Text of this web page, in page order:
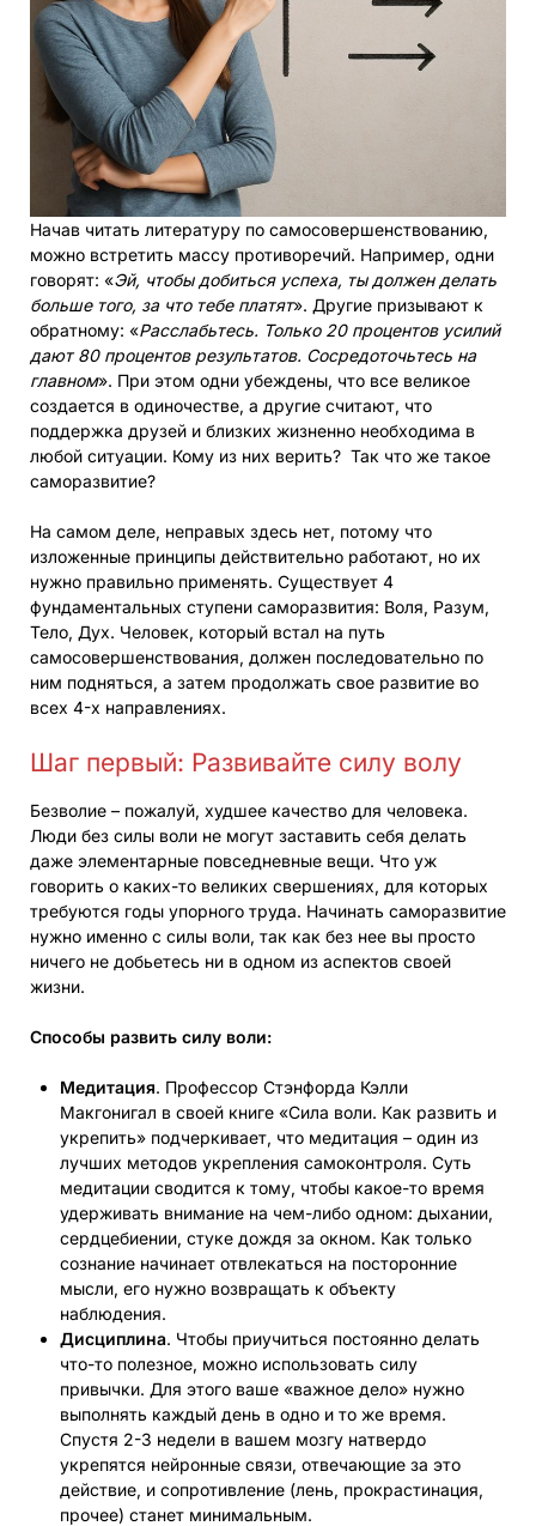
Начав читать литературу по самосовершенствованию,
можно встретить массу противоречий. Например, одни
говорят: «Эй, чтобы добиться успеха, ты должен делать
больше того, за что тебе платят». Другие призывают к
обратному: «Расслабьтесь. Только 20 процентов усилий
дают 80 процентов результатов. Сосредоточьтесь на
главном». При этом одни убеждены, что все великое
создается в одиночестве, а другие считают, что
поддержка друзей и близких жизненно необходима в
любой ситуации. Кому из них верить? Так что же такое
саморазвитие?
На самом деле, неправых здесь нет, потому что
изложенные принципы действительно работают, но их
нужно правильно применять. Существует 4
фундаментальных ступени саморазвития: Воля, Разум,
Тело, Дух. Человек, который встал на путь
самосовершенствования, должен последовательно по
ним подняться, а затем продолжать свое развитие во
всех 4-х направлениях.
Шаг первый: Развивайте силу волу
Безволие – пожалуй, худшее качество для человека.
Люди без силы воли не могут заставить себя делать
даже элементарные повседневные вещи. Что уж
говорить о каких-то великих свершениях, для которых
требуются годы упорного труда. Начинать саморазвитие
нужно именно с силы воли, так как без нее вы просто
ничего не добьетесь ни в одном из аспектов своей
жизни.
Способы развить силу воли:
Медитация. Профессор Стэнфорда Кэлли
Макгонигал в своей книге «Сила воли. Как развить и
укрепить» подчеркивает, что медитация – один из
лучших методов укрепления самоконтроля. Суть
медитации сводится к тому, чтобы какое-то время
удерживать внимание на чем-либо одном: дыхании,
сердцебиении, стуке дождя за окном. Как только
сознание начинает отвлекаться на посторонние
мысли, его нужно возвращать к объекту
наблюдения.
Дисциплина. Чтобы приучиться постоянно делать
что-то полезное, можно использовать силу
привычки. Для этого ваше «важное дело» нужно
выполнять каждый день в одно и то же время.
Спустя 2-3 недели в вашем мозгу натвердо
укрепятся нейронные связи, отвечающие за это
действие, и сопротивление (лень, прокрастинация,
прочее) станет минимальным.